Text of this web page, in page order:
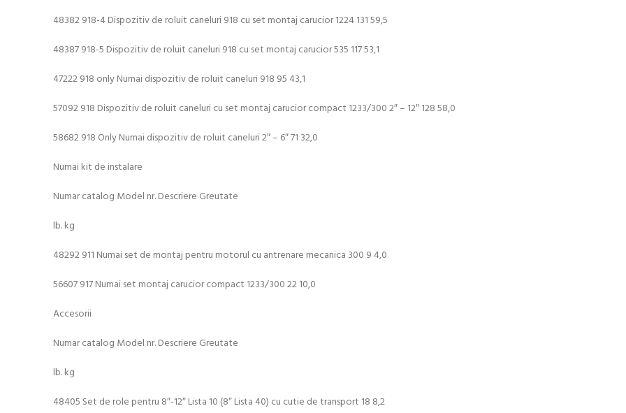
48382 918-4 Dispozitiv de roluit caneluri 918 cu set montaj carucior 1224 131 59,5
48387 918-5 Dispozitiv de roluit caneluri 918 cu set montaj carucior 535 117 53,1
47222 918 only Numai dispozitiv de roluit caneluri 918 95 43,1
57092 918 Dispozitiv de roluit caneluri cu set montaj carucior compact 1233/300 2″ – 12″ 128 58,0
58682 918 Only Numai dispozitiv de roluit caneluri 2″ – 6″ 71 32,0
Numai kit de instalare
Numar catalog Model nr. Descriere Greutate
lb. kg
48292 911 Numai set de montaj pentru motorul cu antrenare mecanica 300 9 4,0
56607 917 Numai set montaj carucior compact 1233/300 22 10,0
Accesorii
Numar catalog Model nr. Descriere Greutate
lb. kg
48405 Set de role pentru 8″-12″ Lista 10 (8″ Lista 40) cu cutie de transport 18 8,2